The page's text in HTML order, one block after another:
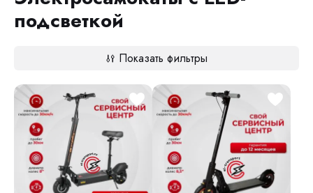
подсветкой
Показать фильтры